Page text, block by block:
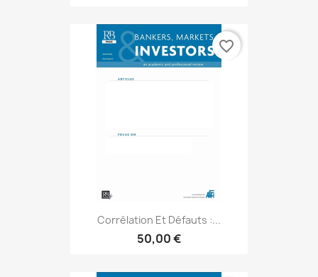
Corrélation Et Défauts :...
50,00 €
favorite_border